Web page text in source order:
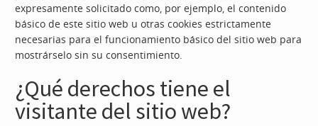
expresamente solicitado como, por ejemplo, el contenido
básico de este sitio web u otras cookies estrictamente
necesarias para el funcionamiento básico del sitio web para
mostrárselo sin su consentimiento.
¿Qué derechos tiene el
visitante del sitio web?